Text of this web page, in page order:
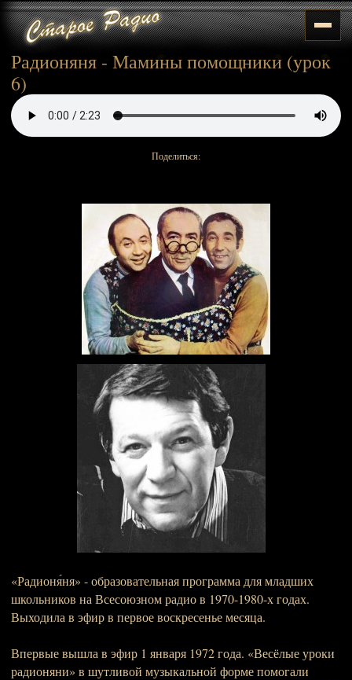
Радионяня - Мамины помощники (урок
6)
Поделиться:
«Радионя́ня» - образовательная программа для младших
школьников на Всесоюзном радио в 1970-1980-х годах.
Выходила в эфир в первое воскресенье месяца.
Впервые вышла в эфир 1 января 1972 года. «Весёлые уроки
радионяни» в шутливой музыкальной форме помогали